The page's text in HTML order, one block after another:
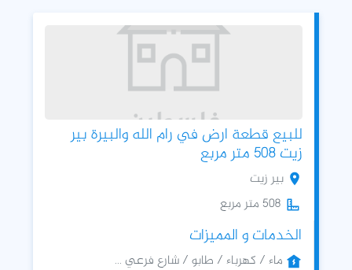
للبيع قطعة ارض في رام الله والبيرة بير
زيت 508 متر مربع
بير زيت
508 متر مربع
الخدمات و المميزات
ماء / كهرباء / طابو / شارع فرعي ...